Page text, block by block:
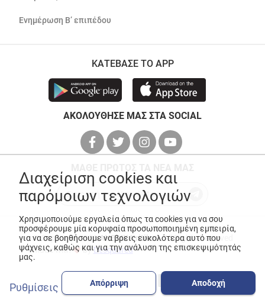
Ενημέρωση Β’ επιπέδου
ΚΑΤΕΒΑΣΕ ΤΟ APP
ΑΚΟΛΟΥΘΗΣΕ ΜΑΣ ΣΤΑ SOCIAL
© Copyright 2026ANEDIK Kritikos. All Rights Reserved
Made with
byDesquared
Διαχείριση cookies και
παρόμοιων τεχνολογιών
Χρησιμοποιούμε εργαλεία όπως τα cookies για να σου
προσφέρουμε μία κορυφαία προσωποποιημένη εμπειρία,
για να σε βοηθήσουμε να βρεις ευκολότερα αυτό που
ψάχνεις, καθώς και για την ανάλυση της επισκεψιμότητάς
μας.
Ρυθμίσεις Απόρριψη Αποδοχή